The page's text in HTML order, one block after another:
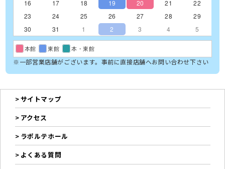
16
17 18 19 20 21
22
23
24 25 26 27 28
29
30
31 1 2 3 4 5
本館 東館 本・東館
※一部営業店舗がございます。事前に直接店舗へお問い合わせ下さい
サイトマップ
アクセス
ラポルテホール
よくある質問